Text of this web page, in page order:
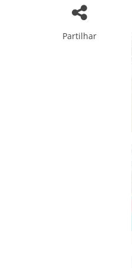
Partilhar